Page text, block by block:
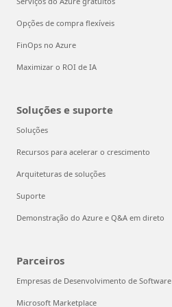
Opções de compra flexíveis
FinOps no Azure
Maximizar o ROI de IA
Soluções e suporte
Soluções
Recursos para acelerar o crescimento
Arquiteturas de soluções
Suporte
Demonstração do Azure e Q&A em direto
Parceiros
Empresas de Desenvolvimento de Software
Microsoft Marketplace